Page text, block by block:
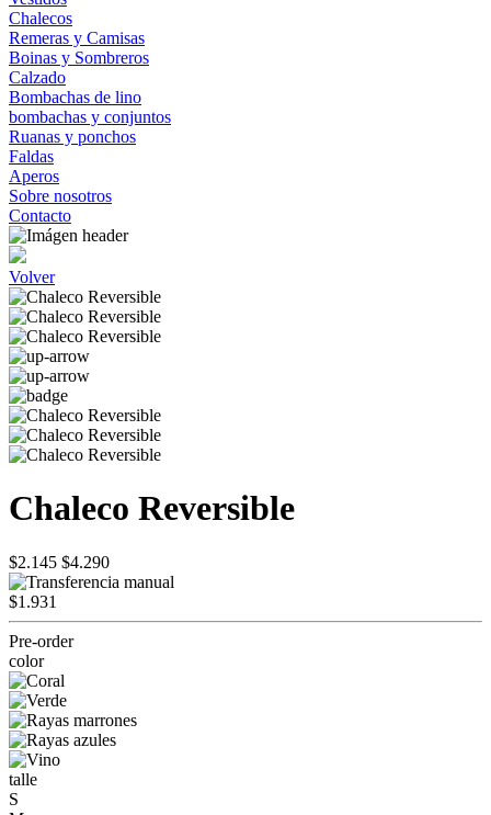
Chalecos
Remeras y Camisas
Boinas y Sombreros
Calzado
Bombachas de lino
bombachas y conjuntos
Ruanas y ponchos
Faldas
Aperos
Sobre nosotros
Contacto
Volver
Chaleco Reversible
$2.145 $4.290
$1.931
Pre-order
color
talle
S